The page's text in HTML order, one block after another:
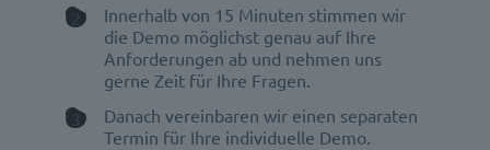
Innerhalb von 15 Minuten stimmen wir
die Demo möglichst genau auf Ihre
Anforderungen ab und nehmen uns
gerne Zeit für Ihre Fragen.
Danach vereinbaren wir einen separaten
Termin für Ihre individuelle Demo.